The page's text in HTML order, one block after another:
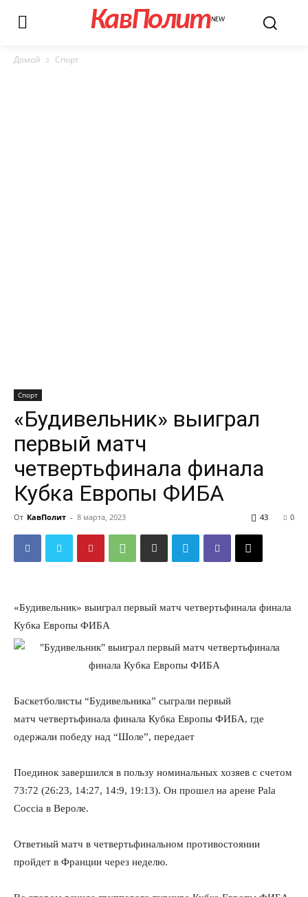
КавПолитNEW
Домой Спорт
Спорт
«Будивельник» выиграл
первый матч
четвертьфинала финала
Кубка Европы ФИБА
От КавПолит - 8 марта, 2023 0
43
«Будивельник» выиграл первый матч четвертьфинала финала
Кубка Европы ФИБА
Баскетболисты “Будивельника” сыграли первый
матч четвертьфинала финала Кубка Европы ФИБА, где
одержали победу над “Шоле”, передает
Поединок завершился в пользу номинальных хозяев с счетом
73:72 (26:23, 14:27, 14:9, 19:13). Он прошел на арене Pala
Coccia в Вероле.
Ответный матч в четвертьфинальном противостоянии
пройдет в Франции через неделю.